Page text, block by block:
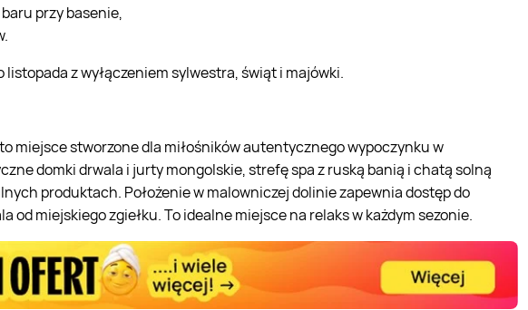
przy basenie,
z wyłączeniem sylwestra, świąt i majówki.
miejsce stworzone dla miłośników autentycznego wypoczynku w
domki drwala i jurty mongolskie, strefę spa z ruską banią i chatą solną
produktach. Położenie w malowniczej dolinie zapewnia dostęp do
od miejskiego zgiełku. To idealne miejsce na relaks w każdym sezonie.